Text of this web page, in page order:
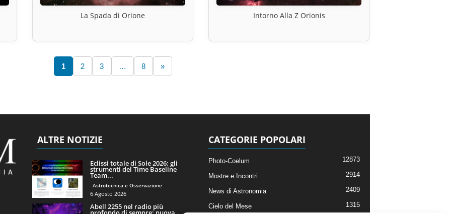
La Spada di Orione Intorno Alla Z Orionis
1 2 3 … 8 »
ALTRE NOTIZIE
Eclissi totale di Sole 2026: gli
strumenti del Time Baseline
Team...
Astrotecnica e Osservazione
6 Agosto 2026
Abell 2255 nel radio più
CATEGORIE POPOLARI
Photo-Coelum 12873
Mostre e Incontri 2914
News di Astronomia 2409
Cielo del Mese 1315